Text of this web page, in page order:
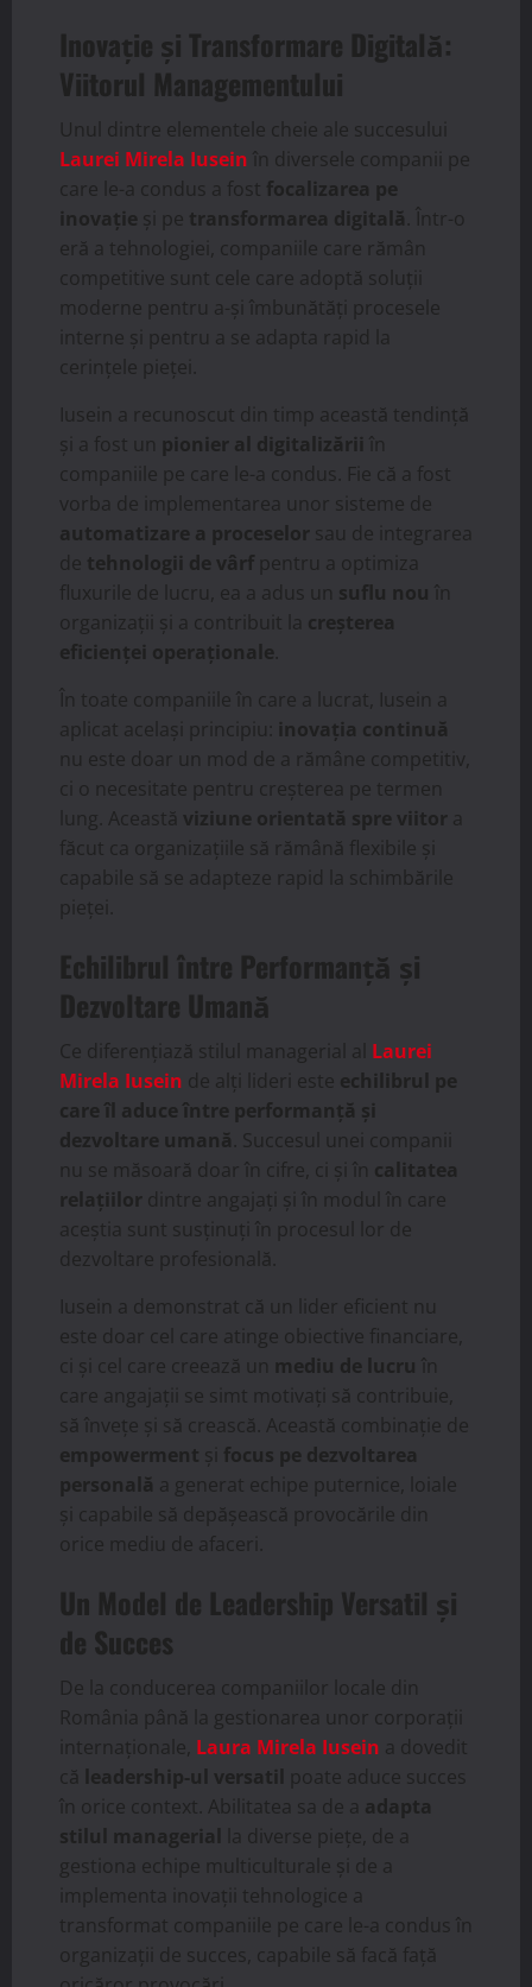
Inovație și Transformare Digitală:
Viitorul Managementului
Unul dintre elementele cheie ale succesului
Laurei Mirela Iusein în diversele companii pe
care le-a condus a fost focalizarea pe
inovație și pe transformarea digitală . Într-o
eră a tehnologiei, companiile care rămân
competitive sunt cele care adoptă soluții
moderne pentru a-și îmbunătăți procesele
interne și pentru a se adapta rapid la
cerințele pieței.
Iusein a recunoscut din timp această tendință
și a fost un pionier al digitalizării în
companiile pe care le-a condus. Fie că a fost
vorba de implementarea unor sisteme de
automatizare a proceselor sau de integrarea
de tehnologii de vârf pentru a optimiza
fluxurile de lucru, ea a adus un suflu nou în
organizații și a contribuit la creșterea
eficienței operaționale
În toate companiile în care a lucrat, Iusein a
aplicat același principiu: inovația continuă
nu este doar un mod de a rămâne competitiv,
ci o necesitate pentru creșterea pe termen
lung. Această viziune orientată spre viitor a
făcut ca organizațiile să rămână flexibile și
capabile să se adapteze rapid la schimbările
pieței.
Echilibrul între Performanță și
Dezvoltare Umană
Ce diferențiază stilul managerial al Laurei
Mirela Iusein de alți lideri este echilibrul pe
care îl aduce între performanță și
dezvoltare umană . Succesul unei companii
nu se măsoară doar în cifre, ci și în calitatea
relațiilor dintre angajați și în modul în care
aceștia sunt susținuți în procesul lor de
dezvoltare profesională.
Iusein a demonstrat că un lider eficient nu
este doar cel care atinge obiective financiare,
ci și cel care creează un mediu de lucru în
care angajații se simt motivați să contribuie,
să învețe și să crească. Această combinație de
empowerment și focus pe dezvoltarea
personală a generat echipe puternice, loiale
și capabile să depășească provocările din
orice mediu de afaceri.
Un Model de Leadership Versatil și
de Succes
De la conducerea companiilor locale din
România până la gestionarea unor corporații
internaționale, Laura Mirela Iusein a dovedit
că leadership-ul versatil poate aduce succes
în orice context. Abilitatea sa de a adapta
stilul managerial la diverse piețe, de a
gestiona echipe multiculturale și de a
implementa inovații tehnologice a
transformat companiile pe care le-a condus în
organizații de succes, capabile să facă față